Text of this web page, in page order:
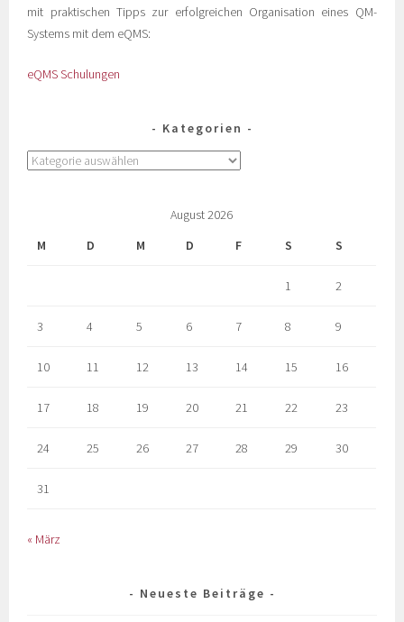
mit praktischen Tipps zur erfolgreichen Organisation eines QM-
Systems mit dem eQMS:
eQMS Schulungen
Kategorien
August 2026
M
D M D F S S
1 2
3 4 5 6 7 8 9
10 11 12 13 14 15 16
17 18 19 20 21 22 23
24 25 26 27 28 29 30
31
« März
Neueste Beiträge